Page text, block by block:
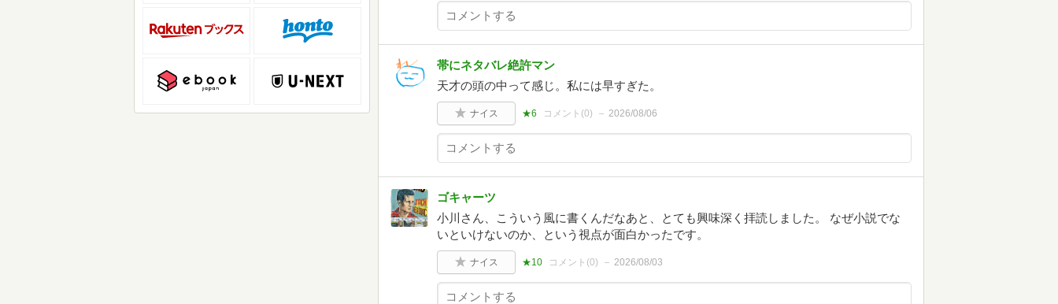
帯にネタバレ絶許マン
天才の頭の中って感じ。私には早すぎた。
ナイス ★6 コメント(0) 2026/08/06
ゴキャーツ
小川さん、こういう風に書くんだなあと、とても興味深く拝読しました。 なぜ小説でな
いといけないのか、という視点が面白かったです。
ナイス ★10 コメント(0) 2026/08/03